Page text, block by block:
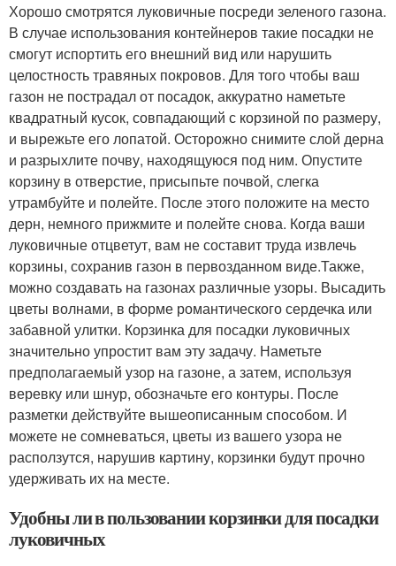
Хорошо смотрятся луковичные посреди зеленого газона.
В случае использования контейнеров такие посадки не
смогут испортить его внешний вид или нарушить
целостность травяных покровов. Для того чтобы ваш
газон не пострадал от посадок, аккуратно наметьте
квадратный кусок, совпадающий с корзиной по размеру,
и вырежьте его лопатой. Осторожно снимите слой дерна
и разрыхлите почву, находящуюся под ним. Опустите
корзину в отверстие, присыпьте почвой, слегка
утрамбуйте и полейте. После этого положите на место
дерн, немного прижмите и полейте снова. Когда ваши
луковичные отцветут, вам не составит труда извлечь
корзины, сохранив газон в первозданном виде.Также,
можно создавать на газонах различные узоры. Высадить
цветы волнами, в форме романтического сердечка или
забавной улитки. Корзинка для посадки луковичных
значительно упростит вам эту задачу. Наметьте
предполагаемый узор на газоне, а затем, используя
веревку или шнур, обозначьте его контуры. После
разметки действуйте вышеописанным способом. И
можете не сомневаться, цветы из вашего узора не
расползутся, нарушив картину, корзинки будут прочно
удерживать их на месте.
Удобны ли в пользовании корзинки для посадки
луковичных